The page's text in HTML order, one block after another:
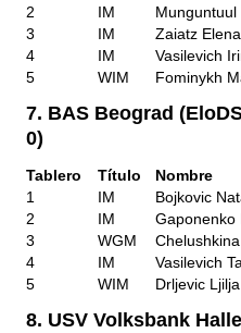
2
IM Munguntuul
3
IM Zaiatz Elena
4
IM Vasilevich
5
WIM Fominykh
7. BAS Beograd
0)
Tablero Título Nombre
1
IM Bojkovic
2
IM Gaponenko
3
WGM
4
IM Vasilevich
5
WIM Drljevic Ljilja
8. USV Volksbank